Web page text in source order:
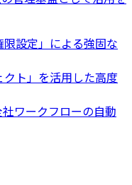
限設定」による強固な
ト」を活用した高度
ワークフローの自動